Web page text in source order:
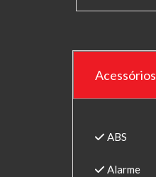
Acessórios
ABS
Alarme